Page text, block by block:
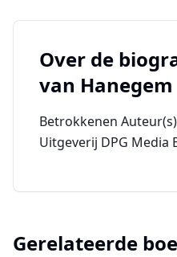
Over de
van Hanegem
Betrokkenen
Uitgeverij DPG Media
Gerelateerde